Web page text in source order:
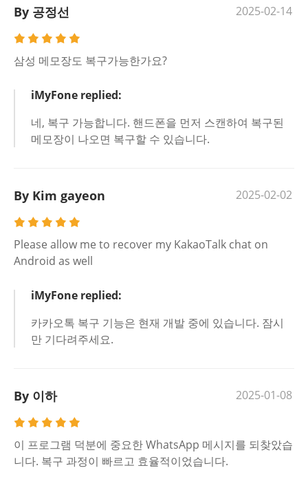
By 공정선 2025-02-14
삼성 메모장도 복구가능한가요?
iMyFone replied:
네, 복구 가능합니다. 핸드폰을 먼저 스캔하여 복구된
메모장이 나오면 복구할 수 있습니다.
By Kim gayeon 2025-02-02
Please allow me to recover my KakaoTalk chat on
Android as well
iMyFone replied:
카카오톡 복구 기능은 현재 개발 중에 있습니다. 잠시
만 기다려주세요.
By 이하 2025-01-08
이 프로그램 덕분에 중요한 WhatsApp 메시지를 되찾았습
니다. 복구 과정이 빠르고 효율적이었습니다.